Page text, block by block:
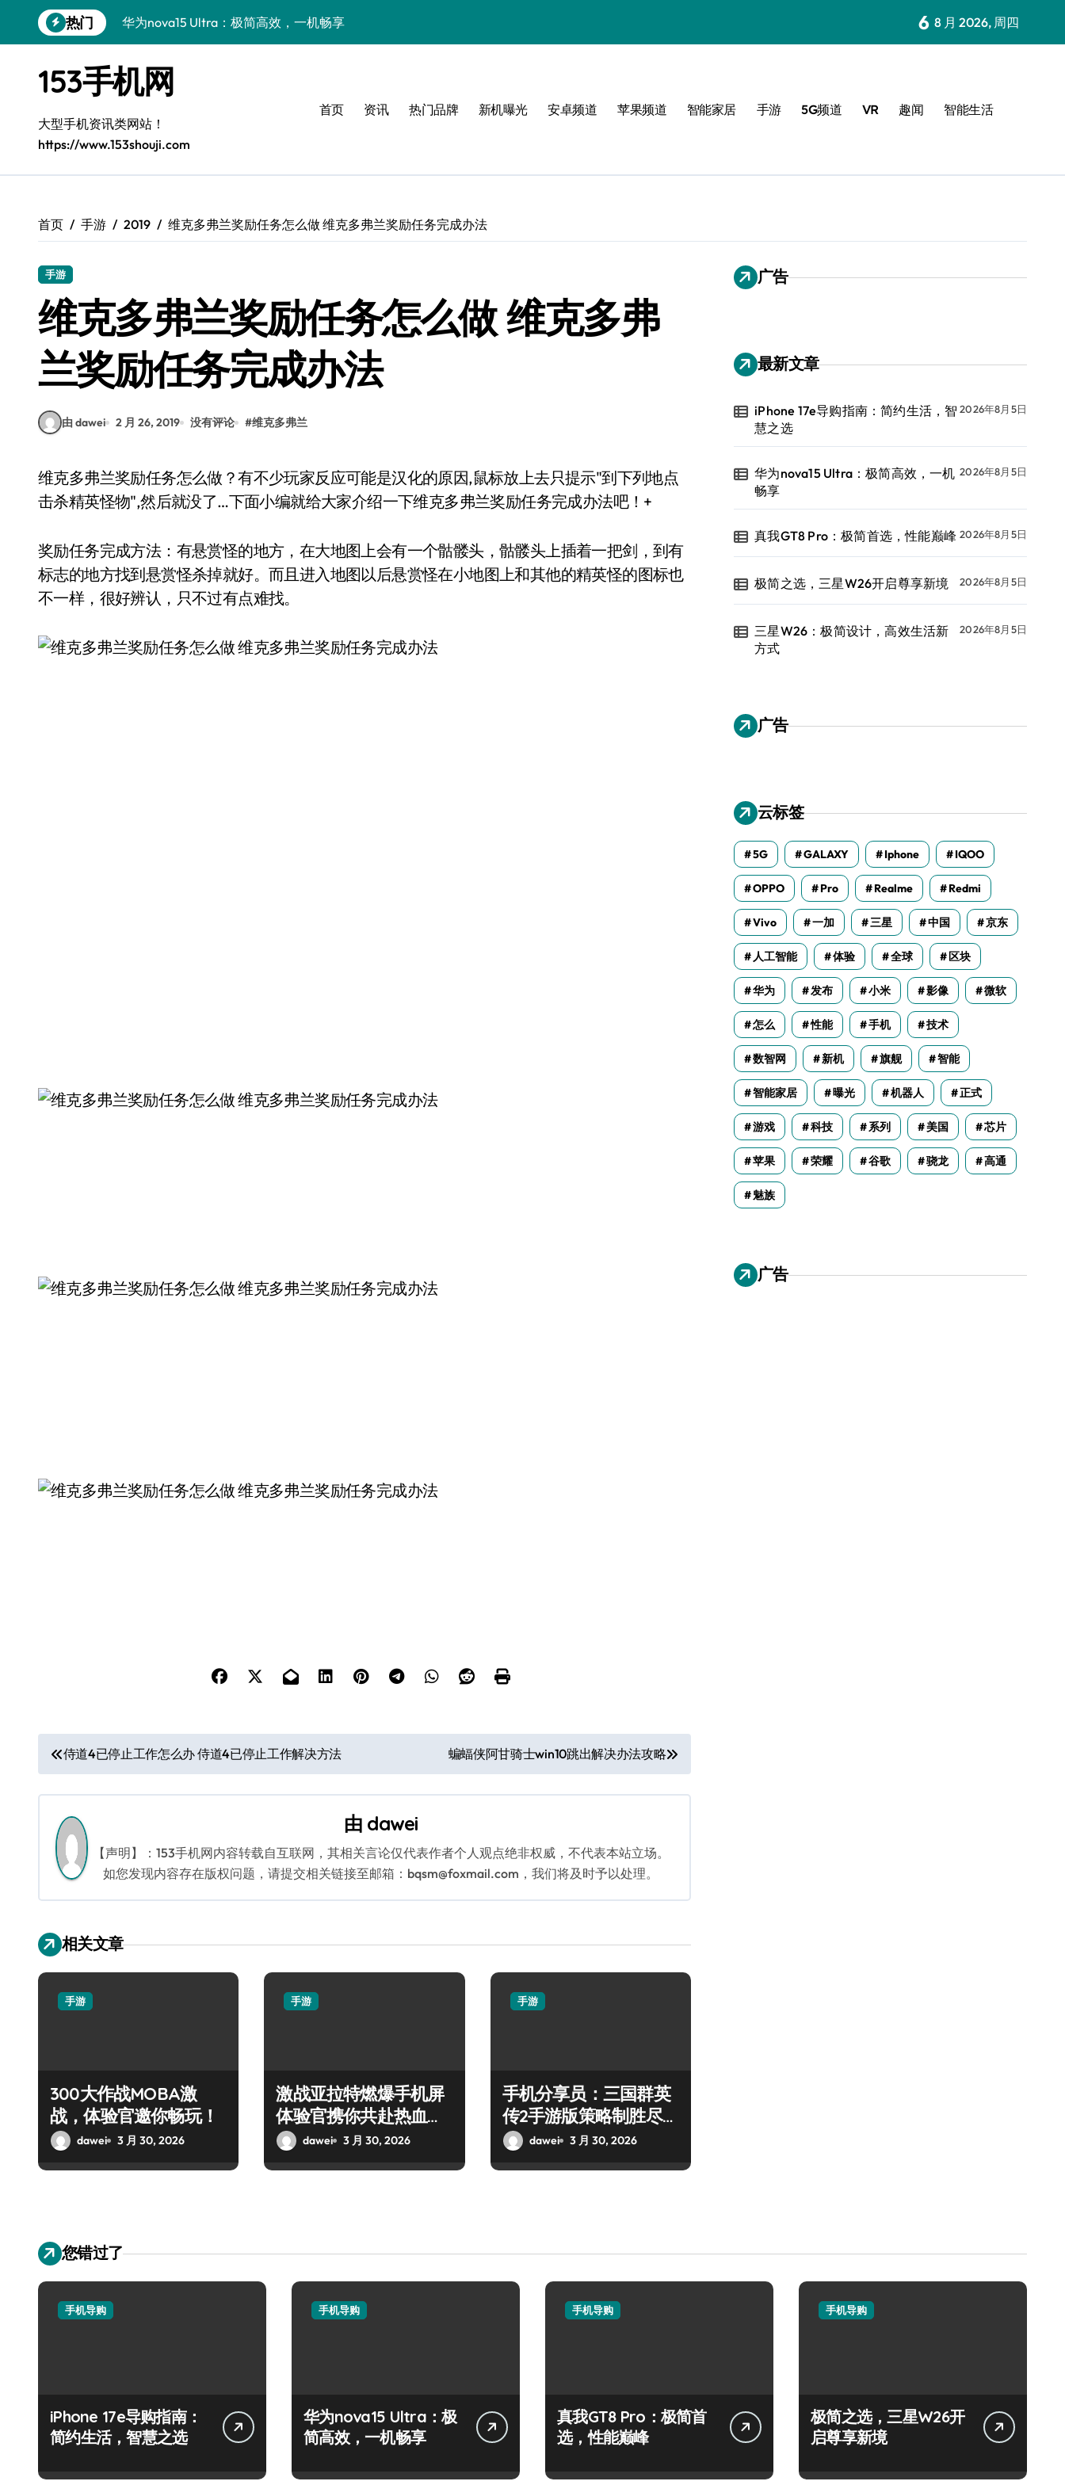
到
热门
华为nova15 Ultra：极简高效，一机畅享
极简之选，三星W26开启尊享新境
三星W26：极简设计，高效生活新方式
极简之选：三星Galaxy S26，高效新篇
极简美学新体验：OPPO Find X9 Pro全解析
荣耀WIN RT：极简设计，轻智能高效生活
iPhone 17e导购指南：简约生活，智慧之选
6 8 月 2026, 周四
153手机网
大型手机资讯类网站！
https://www.153shouji.com
首页 资讯 热门品牌 新机曝光 安卓频道 苹果频道 智能家居 手游 5G频道 VR 趣闻 智能生活
首页 手游 2019 维克多弗兰奖励任务怎么做 维克多弗兰奖励任务完成办法
手游
维克多弗兰奖励任务怎么做 维克多弗
兰奖励任务完成办法
由 dawei 2 月 26, 2019 没有评论 #维克多弗兰
维克多弗兰奖励任务怎么做？有不少玩家反应可能是汉化的原因,鼠标放上去只提示"到下列地点
击杀精英怪物",然后就没了…下面小编就给大家介绍一下维克多弗兰奖励任务完成办法吧！+
奖励任务完成方法：有悬赏怪的地方，在大地图上会有一个骷髅头，骷髅头上插着一把剑，到有
标志的地方找到悬赏怪杀掉就好。而且进入地图以后悬赏怪在小地图上和其他的精英怪的图标也
不一样，很好辨认，只不过有点难找。
文
章
导
航
侍道4已停止工作怎么办 侍道4已停止工作解决方法 蝙蝠侠阿甘骑士win10跳出解决办法攻略
由 dawei
【声明】：153手机网内容转载自互联网，其相关言论仅代表作者个人观点绝非权威，不代表本站立场。
如您发现内容存在版权问题，请提交相关链接至邮箱：bqsm@foxmail.com，我们将及时予以处理。
相关文章
手游
300大作战MOBA激
战，体验官邀你畅玩！
dawei 3 月 30, 2026
手游
激战亚拉特燃爆手机屏
体验官携你共赴热血枪
战盛宴
dawei 3 月 30, 2026
手游
手机分享员：三国群英
传2手游版策略制胜尽享
乱世群雄逐鹿
dawei 3 月 30, 2026
广告
最新文章
iPhone 17e导购指南：简约生活，智
慧之选
2026年8月5日
华为nova15 Ultra：极简高效，一机
畅享
2026年8月5日
真我GT8 Pro：极简首选，性能巅峰 2026年8月5日
极简之选，三星W26开启尊享新境 2026年8月5日
三星W26：极简设计，高效生活新
方式
2026年8月5日
广告
云标签
5G GALAXY Iphone IQOO
OPPO Pro Realme Redmi
Vivo 一加 三星 中国 京东
人工智能 体验 全球 区块
华为 发布 小米 影像 微软
怎么 性能 手机 技术
数智网 新机 旗舰 智能
智能家居 曝光 机器人 正式
游戏 科技 系列 美国 芯片
苹果 荣耀 谷歌 骁龙 高通
魅族
广告
您错过了
手机导购
iPhone 17e导购指南：
简约生活，智慧之选
手机导购
华为nova15 Ultra：极
简高效，一机畅享
手机导购
真我GT8 Pro：极简首
选，性能巅峰
手机导购
极简之选，三星W26开
启尊享新境